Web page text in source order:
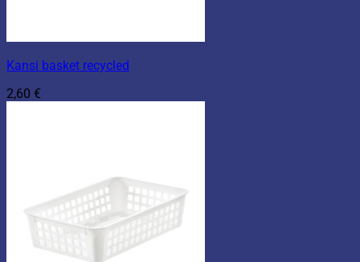
Kansi basket recycled
2,60 €